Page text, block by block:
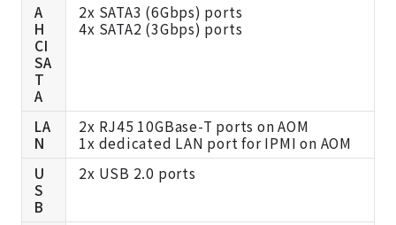
A
H
CI
SA
T
A
2x SATA3 (6Gbps) ports
4x SATA2 (3Gbps) ports
LA
N
2x RJ45 10GBase-T ports on AOM
1x dedicated LAN port for IPMI on AOM
U
S
B
2x USB 2.0 ports